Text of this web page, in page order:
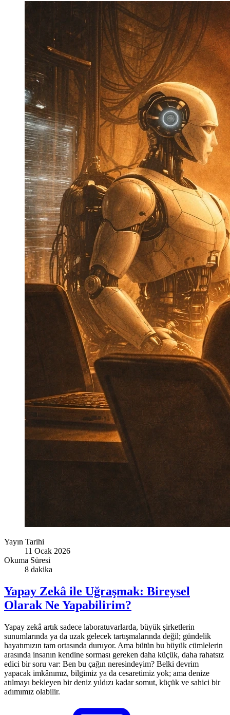
Yayın Tarihi
11 Ocak 2026
Okuma Süresi
8 dakika
Yapay Zekâ ile Uğraşmak: Bireysel
Olarak Ne Yapabilirim?
Yapay zekâ artık sadece laboratuvarlarda, büyük şirketlerin
sunumlarında ya da uzak gelecek tartışmalarında değil; gündelik
hayatımızın tam ortasında duruyor. Ama bütün bu büyük cümlelerin
arasında insanın kendine sorması gereken daha küçük, daha rahatsız
edici bir soru var: Ben bu çağın neresindeyim? Belki devrim
yapacak imkânımız, bilgimiz ya da cesaretimiz yok; ama denize
atılmayı bekleyen bir deniz yıldızı kadar somut, küçük ve sahici bir
adımımız olabilir.